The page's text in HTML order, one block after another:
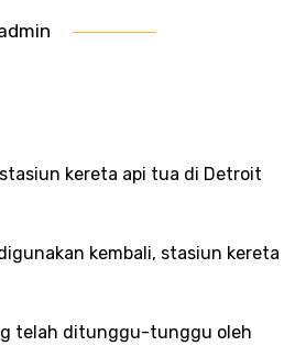
kereta api tua di Detroit
kembali, stasiun kereta
telah ditunggu-tunggu oleh